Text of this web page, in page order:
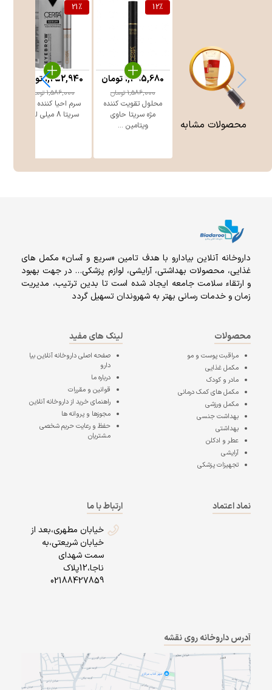
محصولات مشابه
12%
محلول تقویت کننده
مژه سریتا حاوی
ویتامین ...
1,586,000تومان
1,395,680 تومان
21%
سرم احیا کننده ابرو
سریتا 8 میلی لیتر
1,586,000تومان
1,252,940تومان
داروخانه آنلاين بيادارو با هدف تامين «سریع و آسان» مكمل هاى
غذايى، محصولات بهداشتى، آرايشى، لوازم پزشکی… در جهت بهبود
و ارتقاء سلامت جامعه ایجاد شده است تا بدین ترتیب، مدیریت
زمان و خدمات رسانی بهتر به شهروندان تسهیل گردد
محصولات
مراقبت پوست و مو
مکمل غذایی
مادر و کودک
مکمل های کمک درمانی
مکمل ورزشی
بهداشت جنسی
بهداشتی
عطر و ادکلن
آرایشی
تجهیزات پزشکی
لینک های مفید
صفحه اصلیداروخانه آنلاین بیا
دارو
درباره ما
قوانین و مقررات
راهنمای خرید از داروخانه آنلاین
مجوزها و پروانه ها
حفظ و رعایت حریم شخصی
مشتریان
نماد اعتماد
ارتباط با ما
خیابان مطهری،بعد از
خیابان شریعتی،به
سمت شهدای
ناجا،12پلاک
02188427859
آدرس داروخانه روی نقشه